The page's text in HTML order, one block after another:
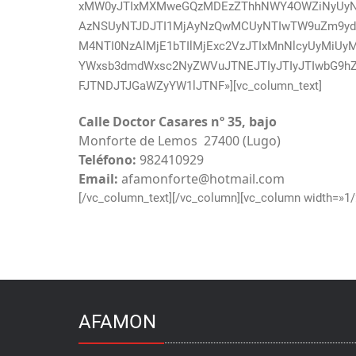
FJTNDJTJGaWZyYW1lJTNF»][vc_column_text]
Calle Doctor Casares nº 35, bajo
Monforte de Lemos 27400 (Lugo)
Teléfono: 982410929
Email: afamonforte@hotmail.com
[/vc_column_text][/vc_column][vc_column
AFAMON